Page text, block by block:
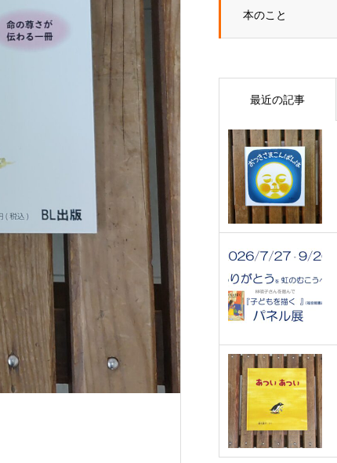
本のこと
最近の記事